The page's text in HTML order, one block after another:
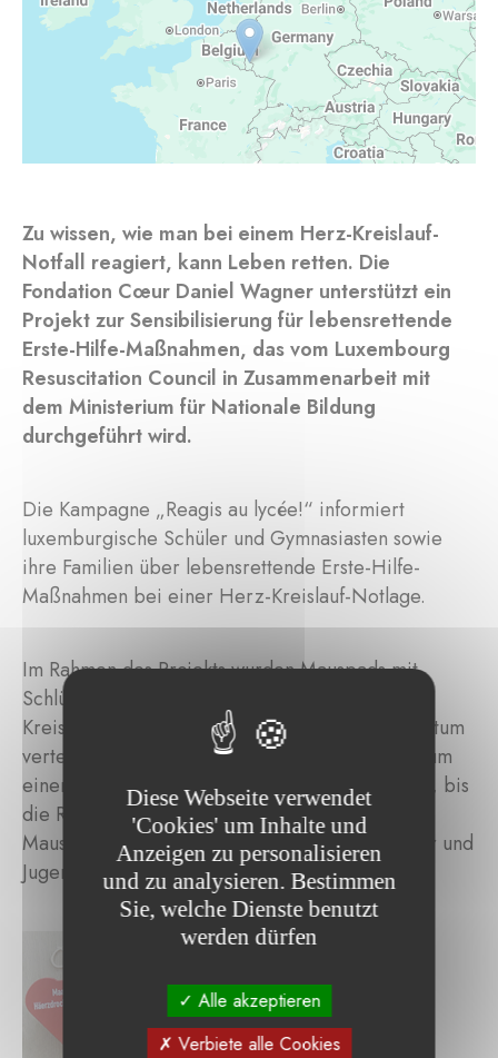
Zu wissen, wie man bei einem Herz-Kreislauf-
Notfall reagiert, kann Leben retten. Die
Fondation Cœur Daniel Wagner unterstützt ein
Projekt zur Sensibilisierung für lebensrettende
Erste-Hilfe-Maßnahmen, das vom Luxembourg
Resuscitation Council in Zusammenarbeit mit
dem Ministerium für Nationale Bildung
durchgeführt wird.
Die Kampagne „Reagis au lycée!“ informiert
luxemburgische Schüler und Gymnasiasten sowie
ihre Familien über lebensrettende Erste-Hilfe-
Maßnahmen bei einer Herz-Kreislauf-Notlage.
Im Rahmen des Projekts wurden Mauspads mit
Schlüsselschritten zur Ersten Hilfe bei Herz-
Kreislauf-Problemen an Schüler im Großherzogtum
verteilt. Diese Maßnahmen sind entscheidend, um
einer betroffenen Person bestmöglich zu helfen, bis
die Rettungskräfte eintreffen. Mehr als 5000
Mauspads und Erste-Hilfe-Kits werden an Kinder und
Jugendliche in Luxemburg ausgegeben.
Diese Webseite verwendet
'Cookies' um Inhalte und
Anzeigen zu personalisieren
und zu analysieren. Bestimmen
Sie, welche Dienste benutzt
werden dürfen
Alle akzeptieren
Verbiete alle Cookies